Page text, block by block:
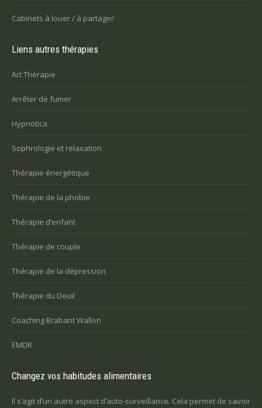
Cabinets à louer / à partager
Liens autres thérapies
Art Thérapie
Arrêter de fumer
Hypnotica
Sophrologie et relaxation
Thérapie énergétique
Thérapie de la phobie
Thérapie d’enfant
Thérapie de couple
Thérapie de la dépression
Thérapie du Deuil
Coaching Brabant Wallon
EMDR
Changez vos habitudes alimentaires
Il s’agit d’un autre aspect d’auto-surveillance. Cela permet de savoir